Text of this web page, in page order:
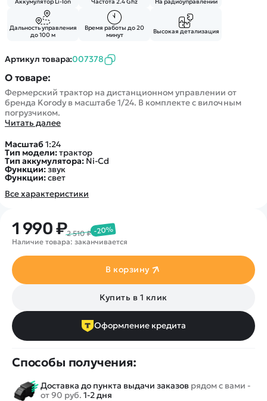
Дальность управления
до 100 м
Время работы до 20
минут
Высокая детализация
Артикул товара:007378
О товаре:
Фермерский трактор на дистанционном управлении от
бренда Korody в масштабе 1/24. В комплекте с вилочным
погрузчиком.
Читать далее
Масштаб1:24
Тип модели:трактор
Тип аккумулятора: Ni-Cd
Функции:звук
Функции:свет
Все характеристики
1 990 ₽2 510 ₽ -20%
Наличие товара: заканчивается
В корзину
Купить в 1 клик
Оформление кредита
Способы получения:
Доставка до пункта выдачи заказов рядом с вами -
от 90 руб. 1-2 дня